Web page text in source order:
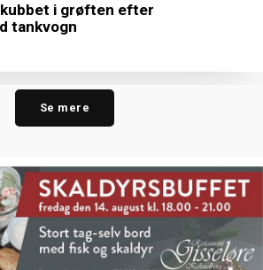
i grøften efter
tankvogn
Se mere